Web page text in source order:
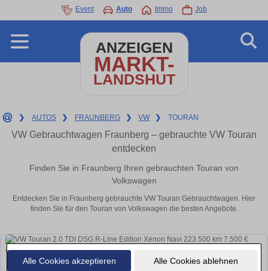
Alle Cookies akzeptieren Alle Cookies ablehnen
Event Auto Immo Job
ANZEIGEN
MARKT-
LANDSHUT
❯ AUTOS ❯ FRAUNBERG ❯ VW ❯ TOURAN
VW Gebrauchtwagen Fraunberg – gebrauchte VW Touran
entdecken
Finden Sie in Fraunberg Ihren gebrauchten Touran von
Volkswagen
Entdecken Sie in Fraunberg gebrauchte VW Touran Gebrauchtwagen. Hier
finden Sie für den Touran von Volkswagen die besten Angebote.